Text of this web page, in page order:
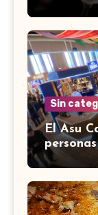
Sin
El Asu